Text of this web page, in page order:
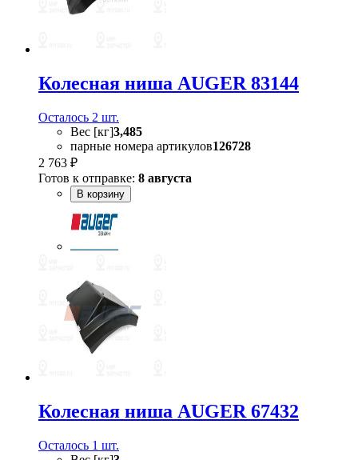
Колесная ниша AUGER 83144
Осталось 2 шт.
Вес [кг]3,485
парные номера артикулов126728
2 763 ₽
Готов к отправке: 8 августа
В корзину
Колесная ниша AUGER 67432
Осталось 1 шт.